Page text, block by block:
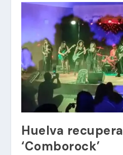
Huelva recupera
‘Comborock’